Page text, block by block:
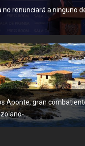
no renunciará a ninguno
Aponte, gran
...